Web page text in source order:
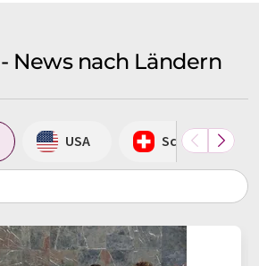
News nach Ländern
USA Schweiz